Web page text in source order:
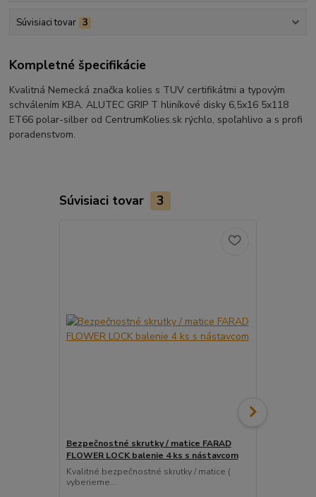
Súvisiaci tovar 3
Kompletné špecifikácie
Kvalitná Nemecká značka kolies s TUV certifikátmi a typovým
schválením KBA. ALUTEC GRIP T hliníkové disky 6,5x16 5x118
ET66 polar-silber od CentrumKolies.sk rýchlo, spoľahlivo a s profi
poradenstvom.
Súvisiaci tovar 3
Bezpečnostné skrutky / matice FARAD
FLOWER LOCK balenie 4 ks s nástavcom
Kvalitné bezpečnostné skrutky / matice (
vyberieme...